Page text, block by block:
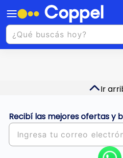
Ir
Recibí las mejores ofertas y